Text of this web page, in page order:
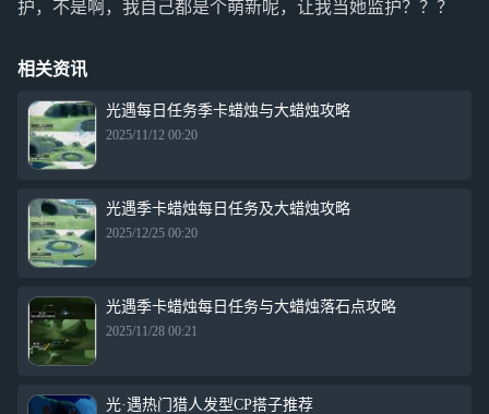
护，不是啊，我自己都是个萌新呢，让我当她监护？？？
相关资讯
光遇每日任务季卡蜡烛与大蜡烛攻略
2025/11/12 00:20
光遇季卡蜡烛每日任务及大蜡烛攻略
2025/12/25 00:20
光遇季卡蜡烛每日任务与大蜡烛落石点攻略
2025/11/28 00:21
光·遇热门猎人发型CP搭子推荐